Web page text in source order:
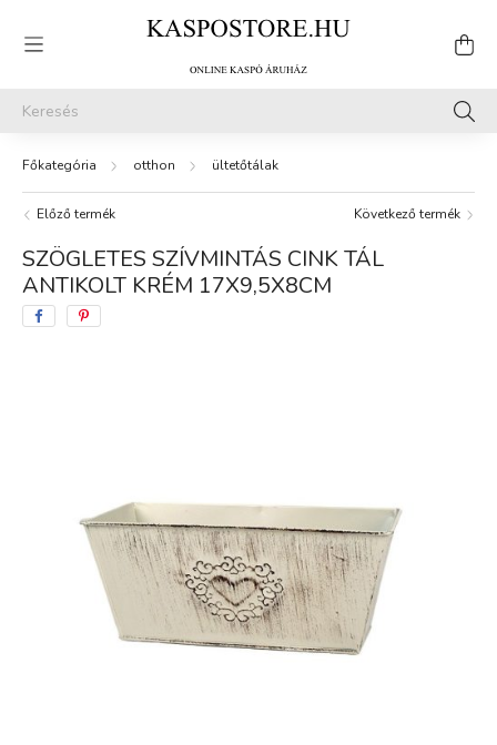
otthon ültetőtálak
Előző termék Következő termék
SZÖGLETES SZÍVMINTÁS CINK TÁL
ANTIKOLT KRÉM 17X9,5X8CM